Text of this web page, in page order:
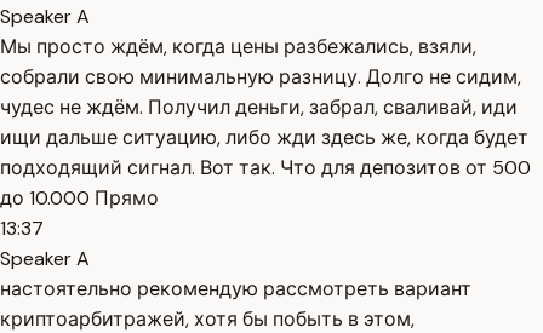
Speaker A
Мы просто ждём, когда цены разбежались, взяли,
собрали свою минимальную разницу. Долго не сидим,
чудес не ждём. Получил деньги, забрал, сваливай, иди
ищи дальше ситуацию, либо жди здесь же, когда будет
подходящий сигнал. Вот так. Что для депозитов от 500
до 10.000 Прямо
13:37
Speaker A
настоятельно рекомендую рассмотреть вариант
криптоарбитражей, хотя бы побыть в этом,